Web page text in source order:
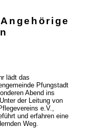
lädt das
Pfungstadt
Abend ins
der Leitung von
e.V.,
und erfahren eine
Weg.